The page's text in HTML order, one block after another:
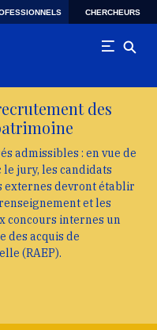
CHERCHEURS
des
admissibles : en vue de
le jury, les candidats
externes devront établir
et les
concours internes un
des acquis de
(RAEP).